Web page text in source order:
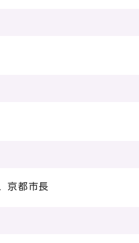
京都市長